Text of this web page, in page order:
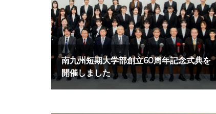
南九州短期大学部創立60周年記念式典を
開催しました